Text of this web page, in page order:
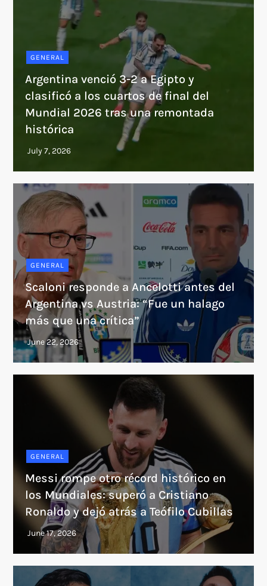
GENERAL
Argentina venció 3-2 a Egipto y
clasificó a los cuartos de final del
Mundial 2026 tras una remontada
histórica
GENERAL
Scaloni responde a Ancelotti antes del
Argentina vs Austria: “Fue un halago
más que una crítica”
GENERAL
Messi rompe otro récord histórico en
los Mundiales: superó a Cristiano
Ronaldo y dejó atrás a Teófilo Cubillas